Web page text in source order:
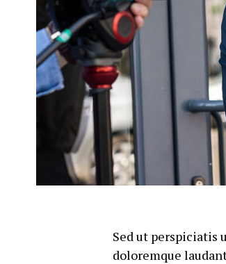
Sed ut perspiciatis
doloremque